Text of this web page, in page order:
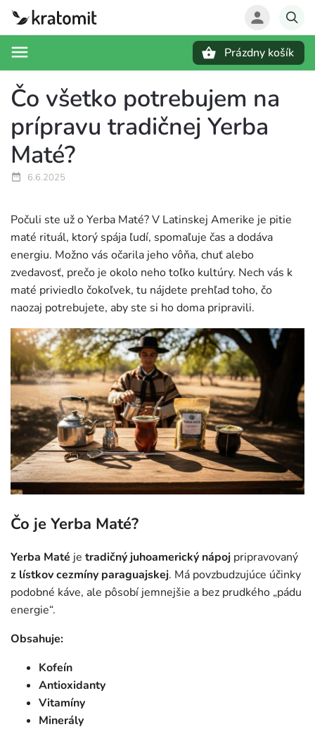
Prázdny košík
Čo všetko potrebujem na
prípravu tradičnej Yerba
Maté?
6.6.2025
Počuli ste už o Yerba Maté? V Latinskej Amerike je pitie
maté rituál, ktorý spája ľudí, spomaľuje čas a dodáva
energiu. Možno vás očarila jeho vôňa, chuť alebo
zvedavosť, prečo je okolo neho toľko kultúry. Nech vás k
maté priviedlo čokoľvek, tu nájdete prehľad toho, čo
naozaj potrebujete, aby ste si ho doma pripravili.
Čo je Yerba Maté?
Yerba Maté je tradičný juhoamerický nápoj pripravovaný
z lístkov cezmíny paraguajskej. Má povzbudzujúce účinky
podobné káve, ale pôsobí jemnejšie a bez prudkého „pádu
energie“.
Obsahuje:
Kofeín
Antioxidanty
Vitamíny
Minerály